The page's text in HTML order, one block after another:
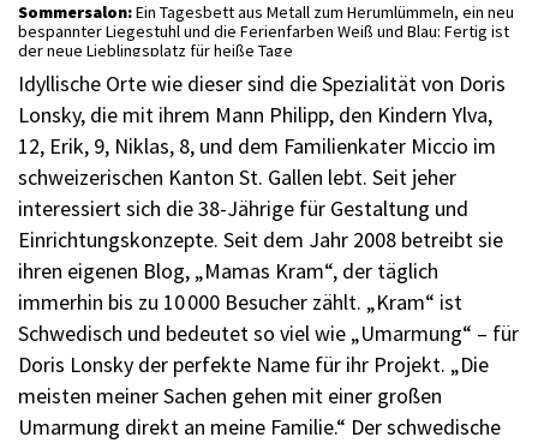
Sommersalon:Ein Tagesbett aus Metall zum Herumlümmeln, ein neu
bespannter Liegestuhl und die Ferienfarben Weiß und Blau: Fertig ist
der neue Lieblingsplatz für heiße Tage
Idyllische Orte wie dieser sind die Spezialität von Doris
Lonsky, die mit ihrem Mann Philipp, den Kindern Ylva,
12, Erik, 9, Niklas, 8, und dem Familienkater Miccio im
schweizerischen Kanton St. Gallen lebt. Seit jeher
interessiert sich die 38-Jährige für Gestaltung und
Einrichtungskonzepte. Seit dem Jahr 2008 betreibt sie
ihren eigenen Blog, „Mamas Kram“, der täglich
immerhin bis zu 10 000 Besucher zählt. „Kram“ ist
Schwedisch und bedeutet so viel wie „Umarmung“ – für
Doris Lonsky der perfekte Name für ihr Projekt. „Die
meisten meiner Sachen gehen mit einer großen
Umarmung direkt an meine Familie.“ Der schwedische